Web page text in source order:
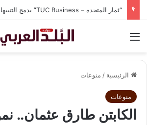
الرئيسية / منوعات
منوعات
الكابتن طارق عثمان..